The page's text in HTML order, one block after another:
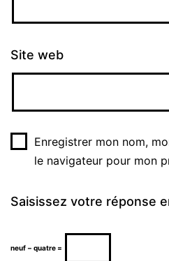
Site web
Enregistrer mon nom,
le navigateur pour mon
Saisissez votre réponse
neuf − quatre =